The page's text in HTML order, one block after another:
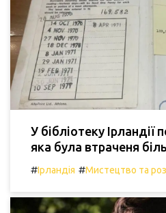
У бібліотеку Ірландії
яка була втраченя
#Ірландія #Мистецтво та